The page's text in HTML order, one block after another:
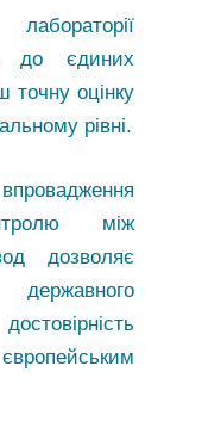
до єдиних
точну оцінку
рівні.
між
дозволяє